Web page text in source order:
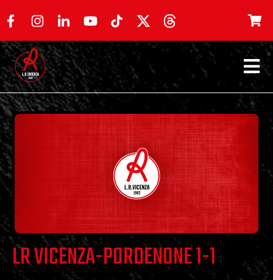
LR VICENZA-PORDENONE 1-1